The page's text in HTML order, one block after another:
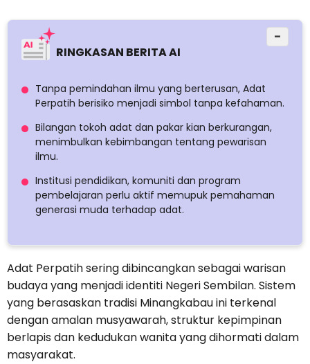
RINGKASAN BERITA AI
−
Tanpa pemindahan ilmu yang berterusan, Adat
Perpatih berisiko menjadi simbol tanpa kefahaman.
Bilangan tokoh adat dan pakar kian berkurangan,
menimbulkan kebimbangan tentang pewarisan
ilmu.
Institusi pendidikan, komuniti dan program
pembelajaran perlu aktif memupuk pemahaman
generasi muda terhadap adat.
Adat Perpatih sering dibincangkan sebagai warisan
budaya yang menjadi identiti Negeri Sembilan. Sistem
yang berasaskan tradisi Minangkabau ini terkenal
dengan amalan musyawarah, struktur kepimpinan
berlapis dan kedudukan wanita yang dihormati dalam
masyarakat.